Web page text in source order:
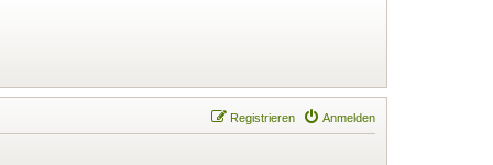
Anmelden
Registrieren